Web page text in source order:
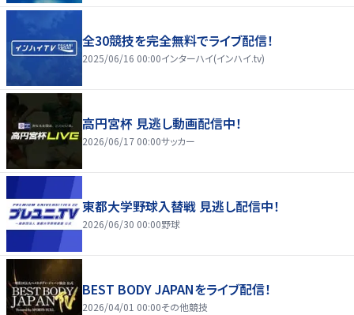
全30競技を完全無料でライブ配信！
2025/06/16 00:00インターハイ(インハイ.tv)
高円宮杯 見逃し動画配信中！
2026/06/17 00:00サッカー
東都大学野球入替戦 見逃し配信中！
2026/06/30 00:00野球
BEST BODY JAPANをライブ配信！
2026/04/01 00:00その他競技